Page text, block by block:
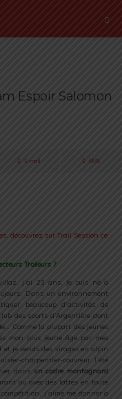
Espoir Salomon
E-mail SMS
découvrez sur Trail Session ce
Traileurs ?
j’ai 23 ans. Je suis né à
Dans un environnement
beaucoup d’activités de
des sports d’Argentière dont
Comme la plupart des jeunes
mon plus jeune âge par mes
et je vends des virages en alpin
charpentier-couvreur l’été
dans un cadre montagnard
ou avec des lattes en toute
j’aime me donner à